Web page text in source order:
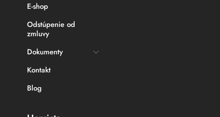
E-shop
Odstúpenie od
zmluvy
Dokumenty
Kontakt
Blog